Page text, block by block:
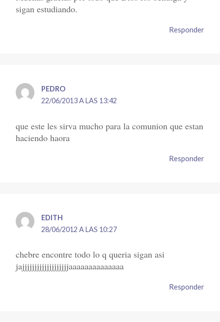
sigan estudiando.
Responder
PEDRO
22/06/2013 A LAS 13:42
que este les sirva mucho para la comunion que estan
haciendo haora
Responder
EDITH
28/06/2012 A LAS 10:27
chebre encontre todo lo q queria sigan asi
jajjjjjjjjjjjjjjjjjjjaaaaaaaaaaaaaa
Responder